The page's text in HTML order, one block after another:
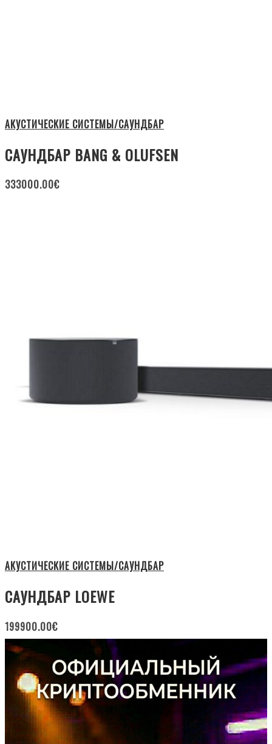
АКУСТИЧЕСКИЕ СИСТЕМЫ/САУНДБАР
САУНДБАР BANG & OLUFSEN
333000.00€
АКУСТИЧЕСКИЕ СИСТЕМЫ/САУНДБАР
САУНДБАР LOEWE
199900.00€